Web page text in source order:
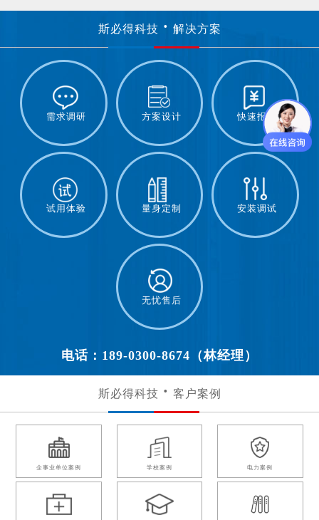
斯必得科技 解决方案
需求调研 方案设计 快速报价
试用体验 量身定制 安装调试
无忧售后
电话：189-0300-8674（林经理）
斯必得科技 客户案例
企事业单位案例 学校案例 电力案例